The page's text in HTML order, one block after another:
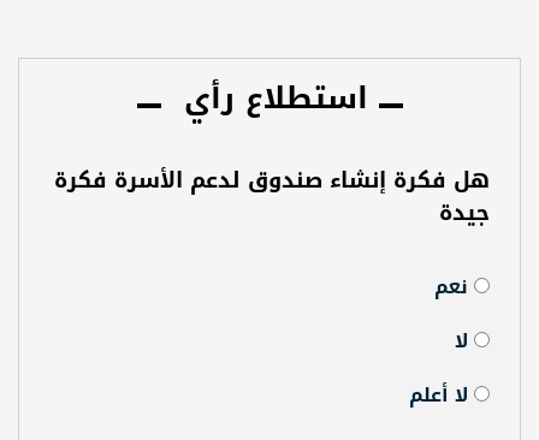
استطلاع رأي
هل فكرة إنشاء صندوق لدعم الأسرة فكرة
جيدة
نعم
لا
لا أعلم